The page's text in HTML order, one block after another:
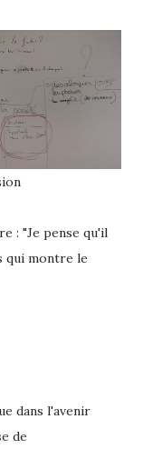
: "Je pense qu'il
qui montre le
dans l'avenir
de